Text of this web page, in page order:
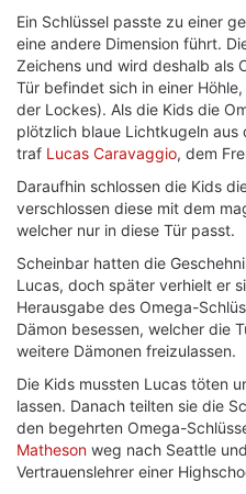
Ein Schlüssel passte zu einer
eine andere Dimension führt.
Zeichens und wird deshalb als
Tür befindet sich in einer
der Lockes). Als die Kids die
plötzlich blaue Lichtkugeln aus
traf Lucas Caravaggio, dem
Daraufhin schlossen die Kids
verschlossen diese mit dem
welcher nur in diese Tür passt.
Scheinbar hatten die
Lucas, doch später verhielt er
Herausgabe des Omega-
Dämon besessen, welcher die
weitere Dämonen freizulassen.
Die Kids mussten Lucas töten
lassen. Danach teilten sie die
den begehrten Omega-
Matheson weg nach Seattle
Vertrauenslehrer einer